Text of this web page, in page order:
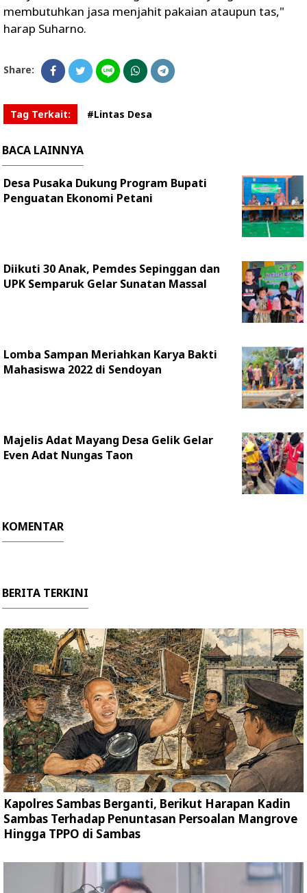
membutuhkan jasa menjahit pakaian ataupun tas,"
harap Suharno.
Share:
Tag Terkait: #Lintas Desa
BACA LAINNYA
Desa Pusaka Dukung Program Bupati
Penguatan Ekonomi Petani
Diikuti 30 Anak, Pemdes Sepinggan dan
UPK Semparuk Gelar Sunatan Massal
Lomba Sampan Meriahkan Karya Bakti
Mahasiswa 2022 di Sendoyan
Majelis Adat Mayang Desa Gelik Gelar
Even Adat Nungas Taon
KOMENTAR
BERITA TERKINI
Kapolres Sambas Berganti, Berikut Harapan Kadin
Sambas Terhadap Penuntasan Persoalan Mangrove
Hingga TPPO di Sambas